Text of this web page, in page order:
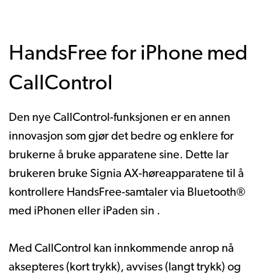
HandsFree for iPhone med
CallControl
Den nye CallControl-funksjonen er en annen
innovasjon som gjør det bedre og enklere for
brukerne å bruke apparatene sine. Dette lar
brukeren bruke Signia AX-høreapparatene til å
kontrollere HandsFree-samtaler via Bluetooth®
med iPhonen eller iPaden sin .
Med CallControl kan innkommende anrop nå
aksepteres (kort trykk), avvises (langt trykk) og